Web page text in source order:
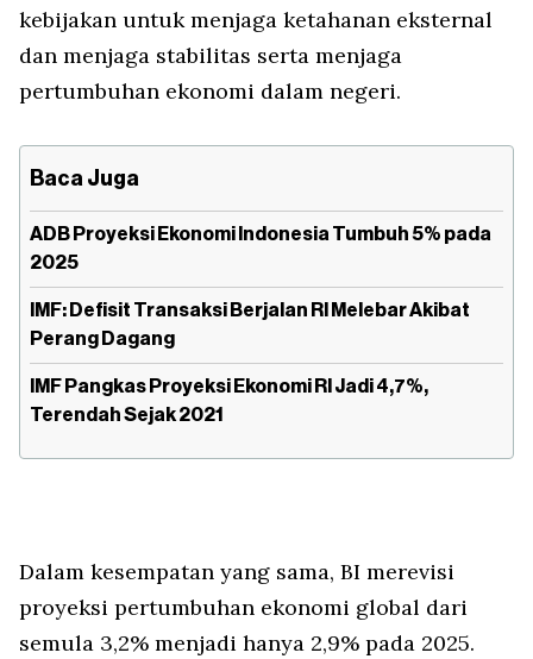
kebijakan untuk menjaga ketahanan eksternal
dan menjaga stabilitas serta menjaga
pertumbuhan ekonomi dalam negeri.
Baca Juga
ADB Proyeksi Ekonomi Indonesia Tumbuh 5% pada
2025
IMF: Defisit Transaksi Berjalan RI Melebar Akibat
Perang Dagang
IMF Pangkas Proyeksi Ekonomi RI Jadi 4,7%,
Terendah Sejak 2021
Dalam kesempatan yang sama, BI merevisi
proyeksi pertumbuhan ekonomi global dari
semula 3,2% menjadi hanya 2,9% pada 2025.